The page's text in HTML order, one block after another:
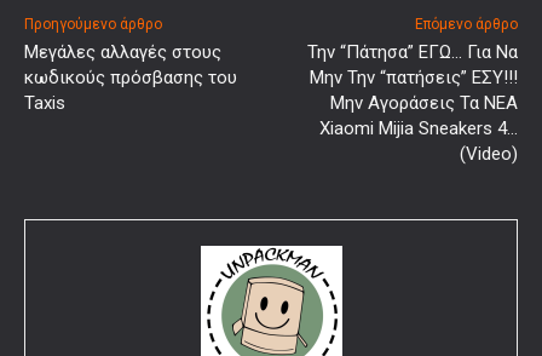
Προηγούμενο άρθρο
Μεγάλες αλλαγές στους
κωδικούς πρόσβασης του
Taxis
Επόμενο άρθρο
Την “Πάτησα” ΕΓΩ… Για Να
Μην Την “πατήσεις” ΕΣΥ!!!
Μην Αγοράσεις Τα ΝΕΑ
Xiaomi Mijia Sneakers 4…
(Video)